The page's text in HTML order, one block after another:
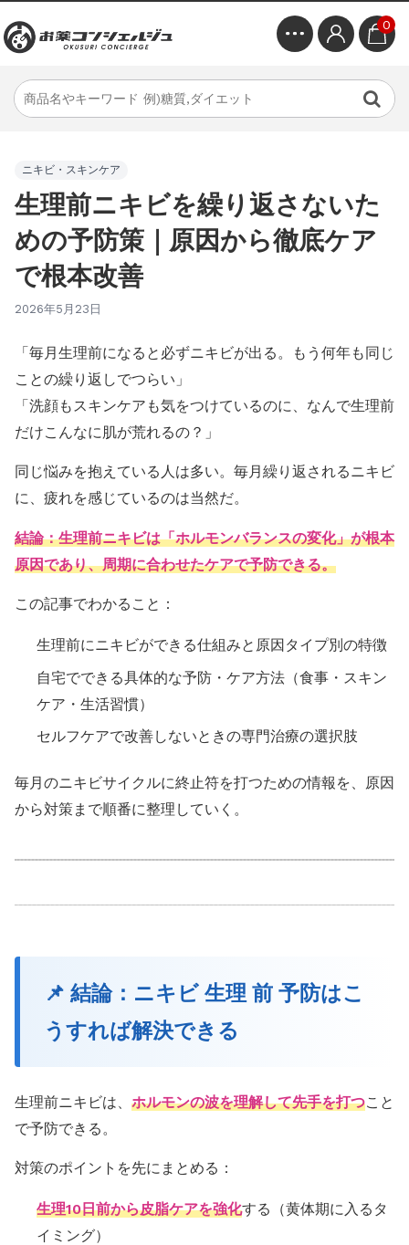
0
ニキビ・スキンケア
生理前ニキビを繰り返さないた
めの予防策｜原因から徹底ケア
で根本改善
2026年5月23日
「毎月生理前になると必ずニキビが出る。もう何年も同じ
ことの繰り返しでつらい」
「洗顔もスキンケアも気をつけているのに、なんで生理前
だけこんなに肌が荒れるの？」
同じ悩みを抱えている人は多い。毎月繰り返されるニキビ
に、疲れを感じているのは当然だ。
結論：生理前ニキビは「ホルモンバランスの変化」が根本
原因であり、周期に合わせたケアで予防できる。
この記事でわかること：
生理前にニキビができる仕組みと原因タイプ別の特徴
自宅でできる具体的な予防・ケア方法（食事・スキン
ケア・生活習慣）
セルフケアで改善しないときの専門治療の選択肢
毎月のニキビサイクルに終止符を打つための情報を、原因
から対策まで順番に整理していく。
📌 結論：ニキビ 生理 前 予防はこ
うすれば解決できる
生理前ニキビは、 ホルモンの波を理解して先手を打つこと
で予防できる。
対策のポイントを先にまとめる：
生理10日前から皮脂ケアを強化する（黄体期に入るタ
イミング）